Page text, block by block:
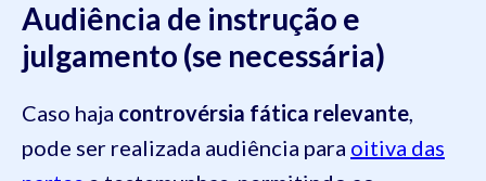
Audiência de instrução e
julgamento (se necessária)
Caso haja controvérsia fática relevante
pode ser realizada audiência para oitiva das